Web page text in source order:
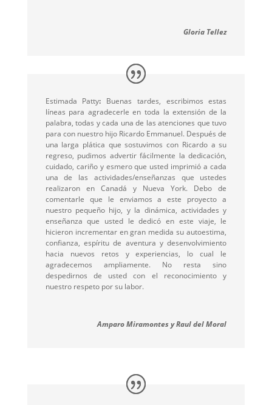
Gloria Tellez
Estimada Patty: Buenas tardes, escribimos estas
líneas para agradecerle en toda la extensión de la
palabra, todas y cada una de las atenciones que tuvo
para con nuestro hijo Ricardo Emmanuel. Después de
una larga plática que sostuvimos con Ricardo a su
regreso, pudimos advertir fácilmente la dedicación,
cuidado, cariño y esmero que usted imprimió a cada
una de las actividades/enseñanzas que ustedes
realizaron en Canadá y Nueva York. Debo de
comentarle que le enviamos a este proyecto a
nuestro pequeño hijo, y la dinámica, actividades y
enseñanza que usted le dedicó en este viaje, le
hicieron incrementar en gran medida su autoestima,
confianza, espíritu de aventura y desenvolvimiento
hacia nuevos retos y experiencias, lo cual le
agradecemos ampliamente. No resta sino
despedirnos de usted con el reconocimiento y
nuestro respeto por su labor.
Amparo Miramontes y Raul del Moral